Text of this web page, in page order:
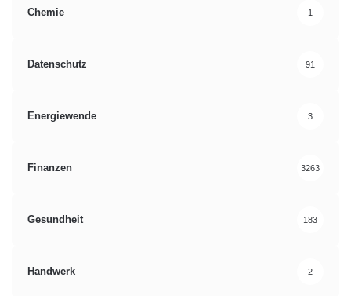
Chemie 1
Datenschutz 91
Energiewende 3
Finanzen 3263
Gesundheit 183
Handwerk 2